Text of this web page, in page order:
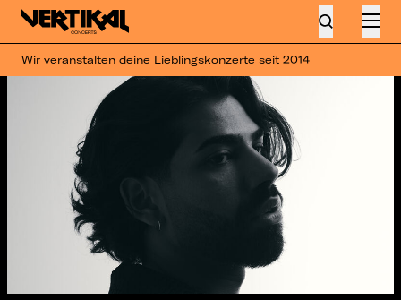
Wir veranstalten deine Lieblingskonzerte seit 2014